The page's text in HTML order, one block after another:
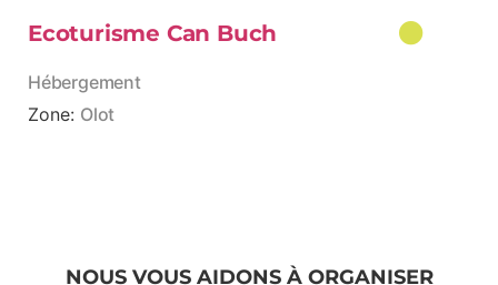
Ecoturisme Can Buch
Hébergement
Zone: Olot
NOUS VOUS AIDONS À ORGANISER